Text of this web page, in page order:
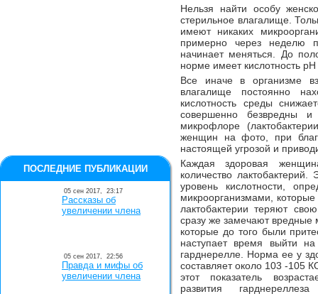
Нельзя найти особу
стерильное влагалище.
имеют никаких
примерно через неделю
начинает меняться. До
норме имеет кислотность
Все иначе в организме
влагалище постоянно
кислотность среды
совершенно безвредны и
микрофлоре
женщин на фото, при
настоящей угрозой и
Каждая здоровая
количество
уровень кислотности,
микроорганизмами,
лактобактериитеряют свою
сразу же замечают вредные
которые до того были
наступает время выйти
гарднерелле. Норма ее у
составляет около 103 -105
этот показатель
развития
ПОСЛЕДНИЕ ПУБЛИКАЦИИ
05 сен 2017, 23:17
Рассказы об
увеличении члена
05 сен 2017, 22:56
Правда и мифы об
увеличении члена